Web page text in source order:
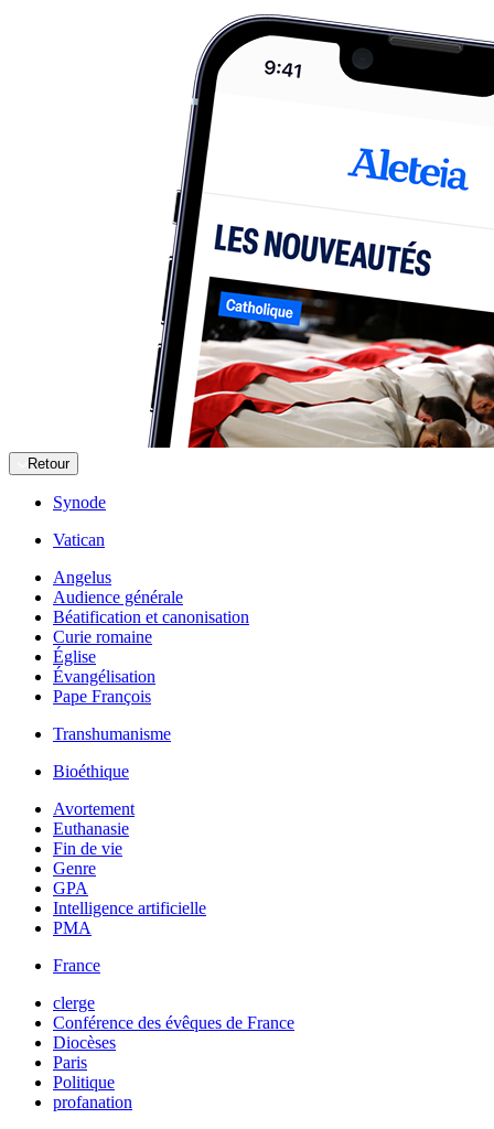
Retour
Synode
Vatican
Angelus
Audience générale
Béatification et canonisation
Curie romaine
Église
Évangélisation
Pape François
Transhumanisme
Bioéthique
Avortement
Euthanasie
Fin de vie
Genre
GPA
Intelligence artificielle
PMA
France
clerge
Conférence des évêques de France
Diocèses
Paris
Politique
profanation